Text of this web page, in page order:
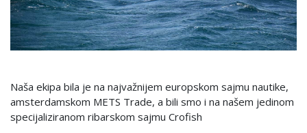
Naša ekipa bila je na najvažnijem europskom sajmu nautike,
amsterdamskom METS Trade, a bili smo i na našem jedinom
specijaliziranom ribarskom sajmu Crofish